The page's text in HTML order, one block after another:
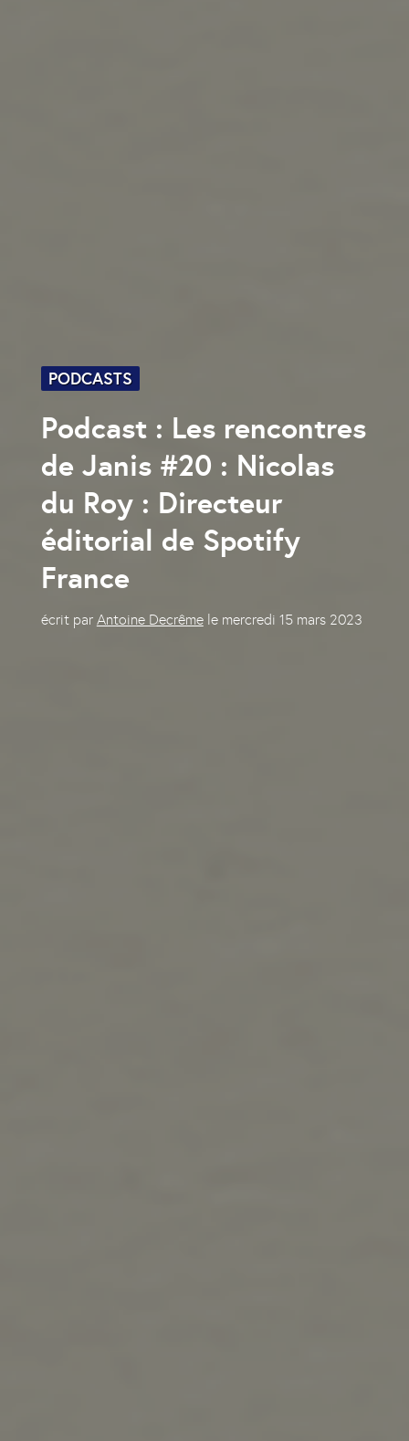
PODCASTS
Podcast : Les rencontres
de Janis #20 : Nicolas
du Roy : Directeur
éditorial de Spotify
France
écrit par Antoine Decrême le mercredi 15 mars 2023